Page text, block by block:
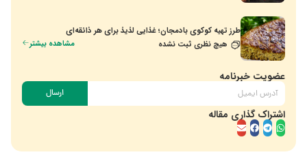
طرز تهیه کوکوی بادمجان؛ غذایی لذیذ برای هر ذائقه‌ای
مشاهده بیشتر هیچ نظری ثبت نشده
عضویت خبرنامه
ارسال
اشتراک گذاری مقاله